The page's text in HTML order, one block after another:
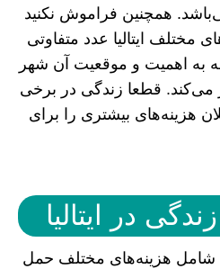
همچنین فراموش نکنید
مختلف ایتالیا عدد متفاوتی
به اهمیت و موقعیت آن شهر
می‌کند. قطعا زندگی در برخی
هزینه‌های بیشتری را برای
در ایتالیا
شامل هزینه‌های مختلف حمل